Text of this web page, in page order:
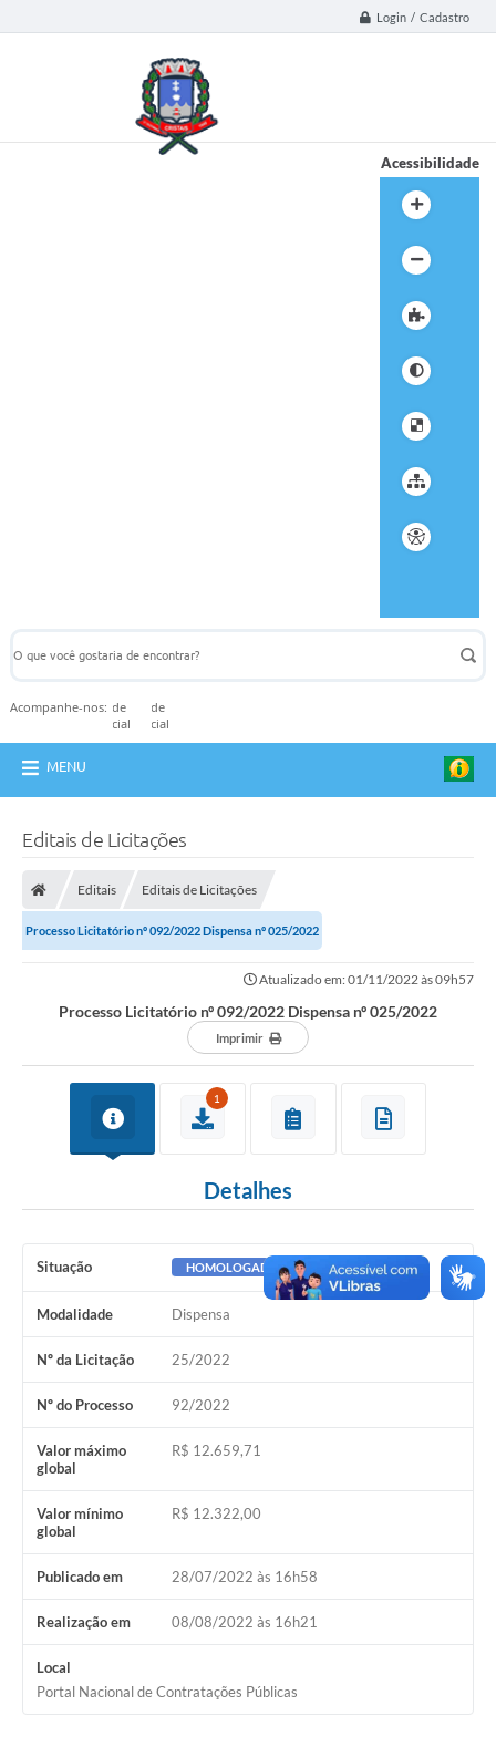
Login / Cadastro
Acessibilidade
Acompanhe-nos:
MENU
Editais de Licitações
Editais Editais de Licitações
Processo Licitatório nº 092/2022 Dispensa nº 025/2022
Atualizado em: 01/11/2022 às 09h57
Processo Licitatório nº 092/2022 Dispensa nº 025/2022
Imprimir
1
Detalhes
Situação HOMOLOGADO
Modalidade Dispensa
Nº da Licitação 25/2022
Nº do Processo 92/2022
Valor máximo
global
R$ 12.659,71
Valor mínimo
global
R$ 12.322,00
Publicado em 28/07/2022 às 16h58
Realização em 08/08/2022 às 16h21
Local
Portal Nacional de Contratações Públicas